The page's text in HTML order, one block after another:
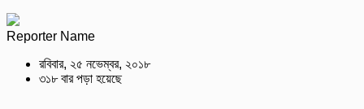
Reporter Name
রবিবার, ২৫ নভেম্বর, ২০১৮
৩১৮ বার পড়া হয়েছে